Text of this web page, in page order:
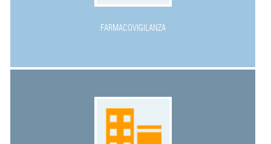
FARMACOVIGILANZA